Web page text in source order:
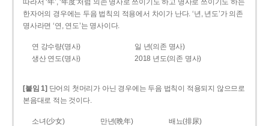
따라서 ‘年’, ‘年度’처럼 의존 명사로 쓰이기도 하고 명사로 쓰이기도 하는
한자어의 경우에는 두음 법칙의 적용에서 차이가 난다. ‘년, 년도’가 의존
명사라면 ‘연, 연도’는 명사이다.
연 강수량(명사)
일 년(의존 명사)
생산 연도(명사)
2018 년도(의존 명사)
[붙임 1] 단어의 첫머리가 아닌 경우에는 두음 법칙이 적용되지 않으므로
본음대로 적는 것이다.
소녀(少女) 만년(晩年)
배뇨(排尿)